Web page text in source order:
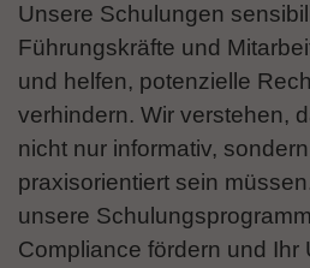
Unsere Schulungen
Führungskräfte und
und helfen, potenzielle
verhindern. Wir verstehen,
nicht nur informativ,
praxisorientiert sein
unsere
Compliance fördern und Ihr